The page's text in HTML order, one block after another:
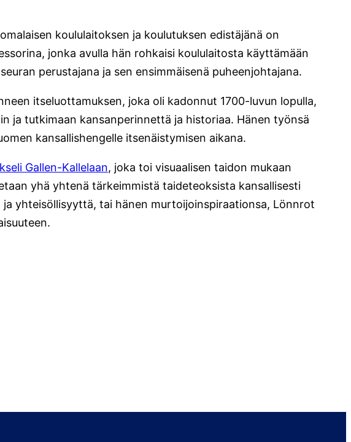
koululaitoksen ja koulutuksen edistäjänä on
jonka avulla hän rohkaisi koululaitosta käyttämään
perustajana ja sen ensimmäisenä puheenjohtajana.
itseluottamuksen, joka oli kadonnut 1700-luvun lopulla,
ja tutkimaan kansanperinnettä ja historiaa. Hänen työnsä
kansallishengelle itsenäistymisen aikana.
Gallen-Kallelaan, joka toi visuaalisen taidon mukaan
yhä yhtenä tärkeimmistä taideteoksista kansallisesti
yhteisöllisyyttä, tai hänen murtoijoinspiraationsa, Lönnrot